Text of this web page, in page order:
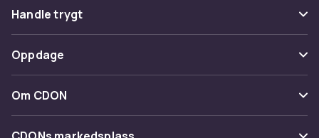
holder elektronikken i toppstand. Antenner og
antennetilbehør til DVB-T2 digitalt
bakkefjernsyn og parabolantenner til satellitt-
TV er populære kategorier.
Utforsk hele sortimentet av
elektronikktilbehør hos CDON –kabler,
adaptere,strømprodukter
Vanlige spørsmål
Spor pakke
Angre & returner her
Kontakt oss
Handle trygt
Betaling
Levering
Tilbakekallinger
Oppdage
Kategorier
Varemerker
Om CDON
Om oss